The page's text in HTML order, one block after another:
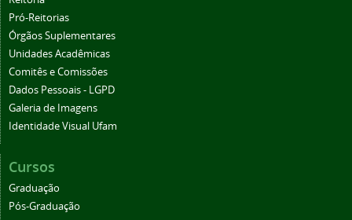
Pró-Reitorias
Órgãos Suplementares
Unidades Acadêmicas
Comitês e Comissões
Dados Pessoais - LGPD
Galeria de Imagens
Identidade Visual Ufam
Cursos
Graduação
Pós-Graduação